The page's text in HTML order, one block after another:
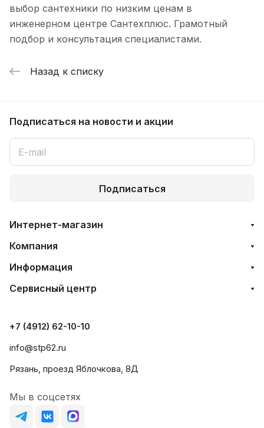
выбор сантехники по низким ценам в
инженерном центре Сантехплюс. Грамотный
подбор и консультация специалистами.
Назад к списку
Подписаться на новости и акции
Подписаться
Интернет-магазин
Компания
Информация
Сервисный центр
+7 (4912) 62-10-10
info@stp62.ru
Рязань, проезд Яблочкова, 8Д
Мы в соцсетях